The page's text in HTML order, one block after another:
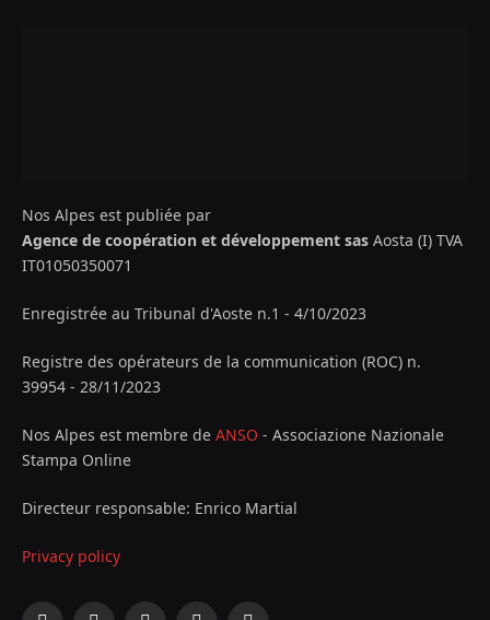
Nos Alpes est publiée par
Agence de coopération et développement sas Aosta (I) TVA
IT01050350071
Enregistrée au Tribunal d'Aoste n.1 - 4/10/2023
Registre des opérateurs de la communication (ROC) n.
39954 - 28/11/2023
Nos Alpes est membre de ANSO - Associazione Nazionale
Stampa Online
Directeur responsable: Enrico Martial
Privacy policy